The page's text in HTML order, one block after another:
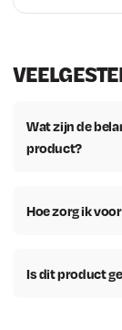
Wat zijn de
product?
Hoe zorg ik
Is dit product